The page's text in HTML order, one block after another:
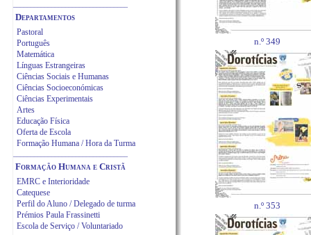
Departamentos
Pastoral
Português
Matemática
Línguas Estrangeiras
Ciências Sociais e Humanas
Ciências Socioeconómicas
Ciências Experimentais
Artes
Educação Física
Oferta de Escola
Formação Humana / Hora da Turma
Formação Humana e Cristã
EMRC e Interioridade
Catequese
Perfil do Aluno / Delegado de turma
Prémios Paula Frassinetti
Escola de Serviço / Voluntariado
n.º 349
n.º 353